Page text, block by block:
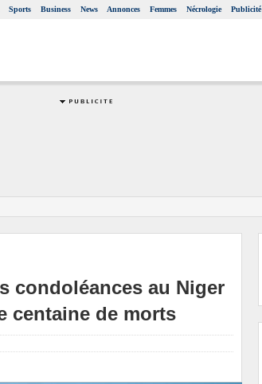
Sports Business News Annonces Femmes Nécrologie Publicité
condoléances au Niger
centaine de morts